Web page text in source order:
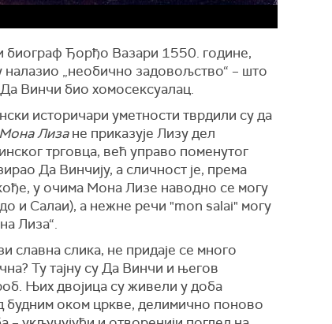
биограф Ђорђо Вазари 1550. године,
налазио „необично задовољство“ – што
Да Винчи био хомосексуалац.
историчари уметности тврдили су да
Мона Лизане приказује Лизу дел
трговца, већ управо поменутог
Да Винчију, а сличност је, према
у очима Мона Лизе наводно се могу
и Салаи), а нежне речи "mon salai" могу
Лиза“.
славна слика, не придаје се много
Ту тајну су Да Винчи и његов
Њих двојица су живели у доба
будним оком цркве, делимично поново